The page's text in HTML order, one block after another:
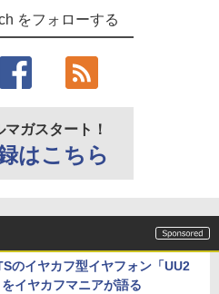
をフォローする
マガスタート！
はこちら
のイヤカフ型イヤフォン「UU2
イヤカフマニアが語る